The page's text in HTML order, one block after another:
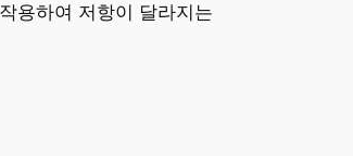
용하여 저항이 달라지는